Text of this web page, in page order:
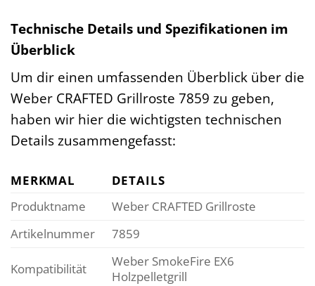
Technische Details und Spezifikationen im
Überblick
Um dir einen umfassenden Überblick über die
Weber CRAFTED Grillroste 7859 zu geben,
haben wir hier die wichtigsten technischen
Details zusammengefasst:
MERKMAL
DETAILS
Produktname
Weber CRAFTED Grillroste
Artikelnummer
7859
Kompatibilität
Weber SmokeFire EX6
Holzpelletgrill